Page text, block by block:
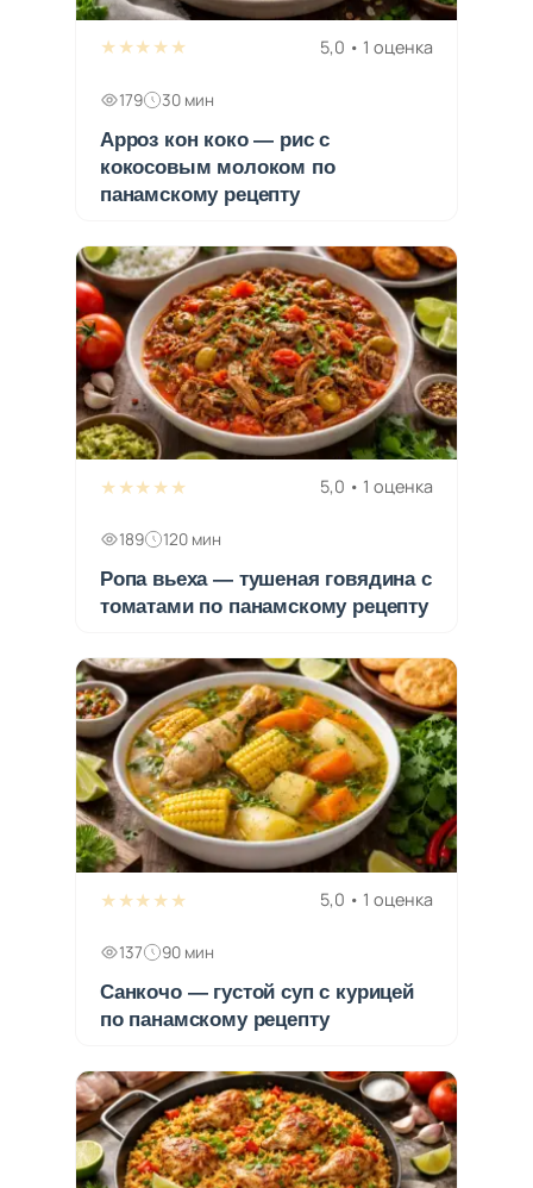
★★★★★ 5,0 • 1 оценка
179 30 мин
Арроз кон коко — рис с
кокосовым молоком по
панамскому рецепту
★★★★★ 5,0 • 1 оценка
189 120 мин
Ропа вьеха — тушеная говядина с
томатами по панамскому рецепту
★★★★★ 5,0 • 1 оценка
137 90 мин
Санкочо — густой суп с курицей
по панамскому рецепту